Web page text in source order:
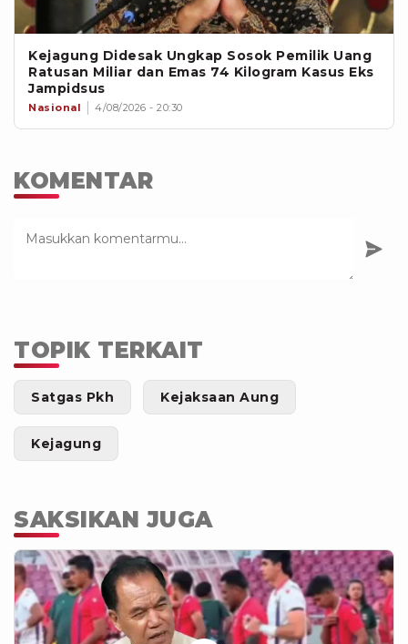
Kejagung Didesak Ungkap Sosok Pemilik Uang
Ratusan Miliar dan Emas 74 Kilogram Kasus Eks
Jampidsus
Nasional 4/08/2026 - 20:30
KOMENTAR
TOPIK TERKAIT
Satgas Pkh Kejaksaan Aung
Kejagung
SAKSIKAN JUGA